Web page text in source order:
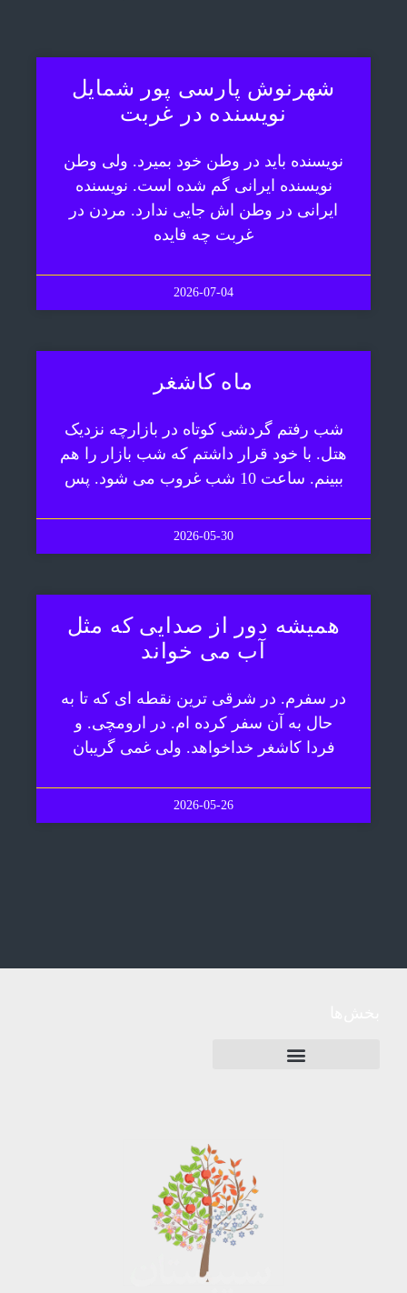
شهرنوش پارسی پور شمایل
نویسنده در غربت
نویسنده باید در وطن خود بمیرد. ولی وطن
نویسنده ایرانی گم شده است. نویسنده
ایرانی در وطن اش جایی ندارد. مردن در
غربت چه فایده
2026-07-04
ماه کاشغر
شب رفتم گردشی کوتاه در بازارچه نزدیک
هتل. با خود قرار داشتم که شب بازار را هم
ببینم. ساعت 10 شب غروب می شود. پس
2026-05-30
همیشه دور از صدایی که مثل
آب می خواند
در سفرم. در شرقی ترین نقطه ای که تا به
حال به آن سفر کرده ام. در ارومچی. و
فردا کاشغر خداخواهد. ولی غمی گریبان
2026-05-26